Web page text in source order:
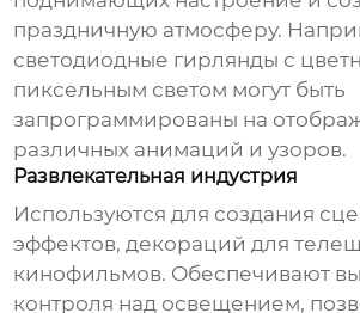
праздничную атмосферу.
светодиодные гирлянды с
пиксельным светом могут быть
запрограммированы на
различных анимаций и узоров.
Развлекательная индустрия
Используются для создания
эффектов, декораций для
кинофильмов. Обеспечивают
контроля над освещением,